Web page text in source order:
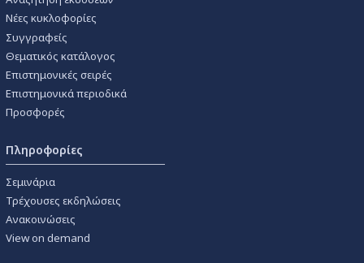
Νέες κυκλοφορίες
Συγγραφείς
Θεματικός κατάλογος
Επιστημονικές σειρές
Επιστημονικά περιοδικά
Προσφορές
Πληροφορίες
Σεμινάρια
Τρέχουσες εκδηλώσεις
Ανακοινώσεις
View on demand